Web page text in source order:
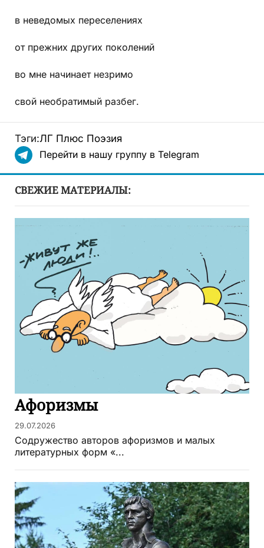
в неведомых переселениях
от прежних других поколений
во мне начинает незримо
свой необратимый разбег.
Тэги:ЛГ Плюс Поэзия
Перейти в нашу группу в Telegram
СВЕЖИЕ МАТЕРИАЛЫ:
Афоризмы
29.07.2026
Содружество авторов афоризмов и малых
литературных форм «...